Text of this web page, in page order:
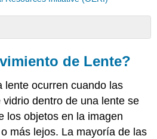
de Lente?
lente ocurren cuando las
dentro de una lente se
los objetos en la imagen
más lejos. La mayoría de las